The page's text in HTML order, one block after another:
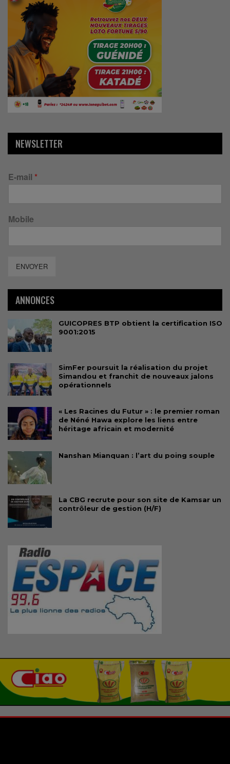
NEWSLETTER
E-mail *
Mobile
ENVOYER
ANNONCES
GUICOPRES BTP obtient la certification ISO
9001:2015
SimFer poursuit la réalisation du projet
Simandou et franchit de nouveaux jalons
opérationnels
« Les Racines du Futur » : le premier roman
de Néné Hawa explore les liens entre
héritage africain et modernité
Nanshan Mianquan : l’art du poing souple
La CBG recrute pour son site de Kamsar un
contrôleur de gestion (H/F)